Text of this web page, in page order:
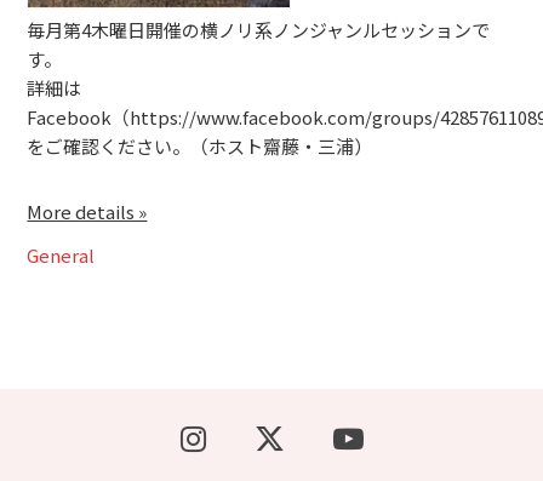
楽器機材等
毎月第4木曜日開催の横ノリ系ノンジャンルセッションで
す。
詳細は
Facebook（https://www.facebook.com/groups/
をご確認ください。（ホスト齋藤・三浦）
More details »
General